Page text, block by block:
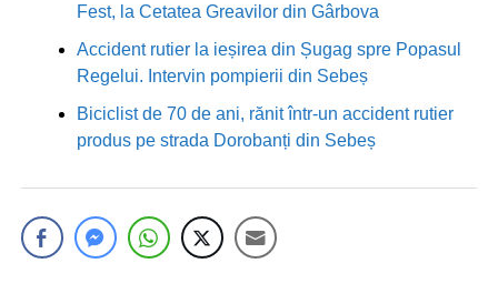
Fest, la Cetatea Greavilor din Gârbova
Accident rutier la ieșirea din Șugag spre Popasul
Regelui. Intervin pompierii din Sebeș
Biciclist de 70 de ani, rănit într-un accident rutier
produs pe strada Dorobanți din Sebeș